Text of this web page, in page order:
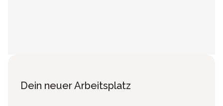
Dein neuer Arbeitsplatz